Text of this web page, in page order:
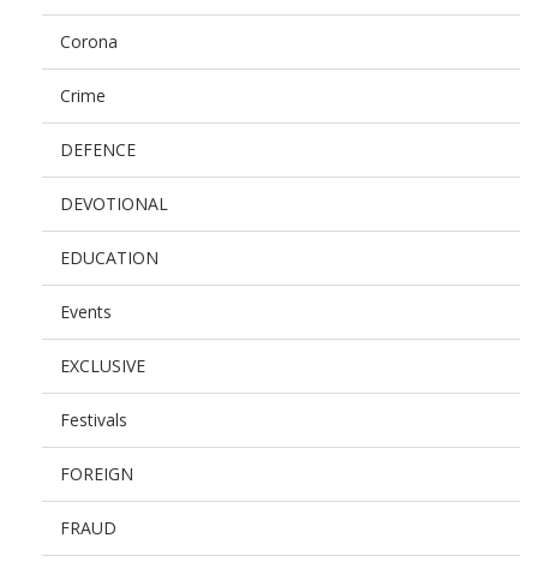
Corona
Crime
DEFENCE
DEVOTIONAL
EDUCATION
Events
EXCLUSIVE
Festivals
FOREIGN
FRAUD